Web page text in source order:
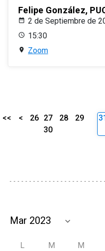
Felipe González,
2 de Septiembre de
15:30
Zoom
<< < 26 27 28
29
30
L M M